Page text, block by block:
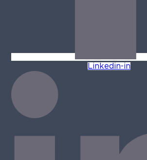
Linkedin-in